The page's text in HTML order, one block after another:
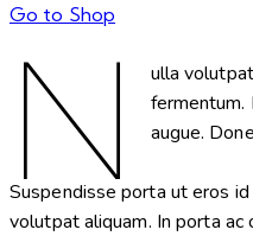
Go to Shop
N
ulla
fermentum.
augue.
Suspendisse porta ut eros
volutpat aliquam. In porta ac